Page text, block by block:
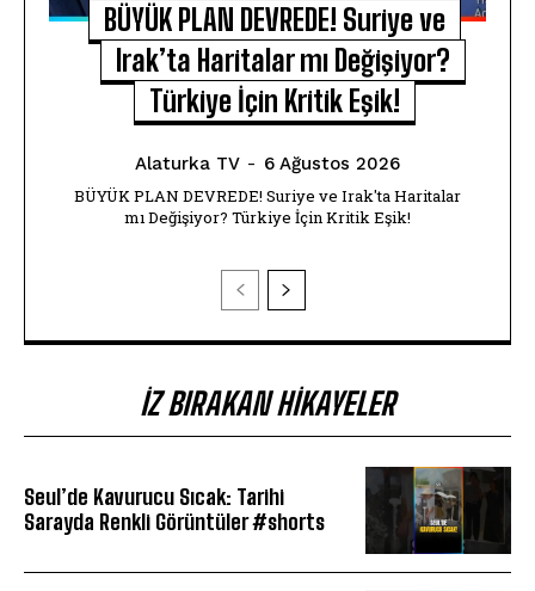
BÜYÜK PLAN DEVREDE! Suriye ve
Irak’ta Haritalar mı Değişiyor?
Türkiye İçin Kritik Eşik!
Alaturka TV - 6 Ağustos 2026
BÜYÜK PLAN DEVREDE! Suriye ve Irak'ta Haritalar
mı Değişiyor? Türkiye İçin Kritik Eşik!
İZ BIRAKAN HIKAYELER
Seul’de Kavurucu Sıcak: Tarihi
Sarayda Renkli Görüntüler #shorts